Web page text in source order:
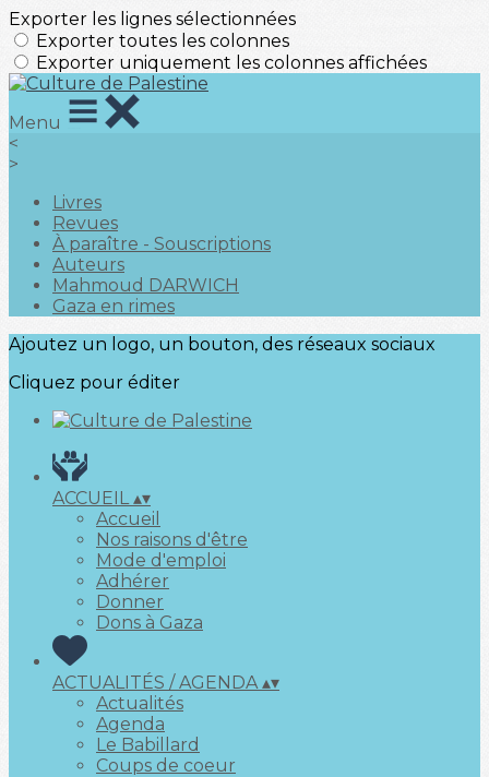
Exporter les lignes sélectionnées
Exporter toutes les colonnes
Exporter uniquement les colonnes affichées
Menu
<
>
Livres
Revues
À paraître - Souscriptions
Auteurs
Mahmoud DARWICH
Gaza en rimes
Ajoutez un logo, un bouton, des réseaux sociaux
Cliquez pour éditer
ACCUEIL▴▾
Accueil
Nos raisons d'être
Mode d'emploi
Adhérer
Donner
Dons à Gaza
ACTUALITÉS / AGENDA▴▾
Actualités
Agenda
Le Babillard
Coups de coeur